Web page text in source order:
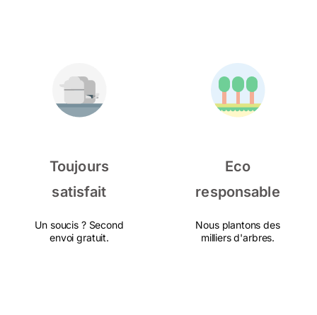
Toujours
satisfait
Un soucis ? Second
envoi gratuit.
Eco
responsable
Nous plantons des
milliers d'arbres.